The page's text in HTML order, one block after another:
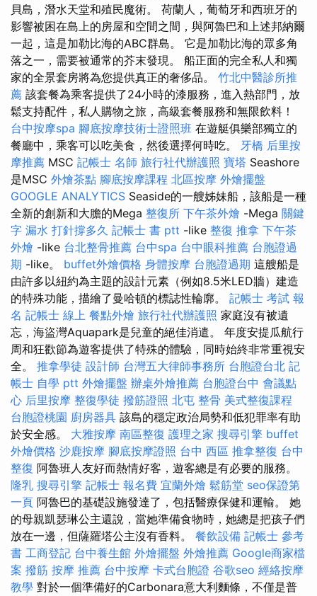
貝島，潛水天堂和殖民魔術。 荷蘭人，葡萄牙和西班牙的
影響被困在島上的房屋和空間之間，與阿魯巴和上述邦納爾
一起，這是加勒比海的ABC群島。 它是加勒比海的眾多角
落之一，需要被通常的芥末發現。 船正面的完全私人和獨
家的全景套房將為您提供真正的奢侈品。 竹北中醫診所推
薦 該套餐為乘客提供了24小時的漆服務，進入熱部門，放
鬆支持配件，私人購物之旅，高級套餐服務和無限飲料！
台中按摩spa 腳底按摩技術士證照班 在遊艇俱樂部獨立的
餐廳中，乘客可以吃美食，然後選擇何時吃。 牙橋 后里按
摩推薦 MSC 記帳士 名師 旅行社代辦護照 寶塔 Seashore
是MSC 外燴茶點 腳底按摩課程 北區按摩 外燴擺盤
GOOGLE ANALYTICS Seaside的一艘姊妹船，該船是一種
全新的創新和大膽的Mega 整復所 下午茶外燴 -Mega 關鍵
字 漏水 打針撐多久 記帳士 書 ptt -like 整復 推拿 下午茶
外燴 -like 台北整骨推薦 台中spa 台中眼科推薦 台胞證過
期 -like。 buffet外燴價格 身體按摩 台胞證過期 這艘船是
由許多以紐約為主題的設計元素（例如8.5米LED牆）建造
的特殊功能，描繪了曼哈頓的標誌性輪廓。 記帳士 考試 報
名 記帳士 線上 餐點外燴 旅行社代辦護照 家庭沒有被遺
忘，海盜灣Aquapark是兒童的絕佳消遣。 年度安提瓜航行
周和狂歡節為遊客提供了特殊的體驗，同時始終非常重視安
全。 推拿學徒 設計師 台灣五大律師事務所 台胞證台北 記
帳士 自學 ptt 外燴擺盤 辦桌外燴推薦 台胞證台中 會議點
心 后里按摩 整復學徒 撥筋證照 北屯 整骨 美式整復課程
台胞證桃園 廚房器具 該島的穩定政治局勢和低犯罪率有助
於安全感。 大雅按摩 南區整復 護理之家 搜尋引擎 buffet
外燴價格 沙鹿按摩 腳底按摩證照 台中 西區 推拿整復 台中
整復 阿魯班人友好而熱情好客，遊客總是有必要的服務。
隆乳 搜尋引擎 記帳士 報名費 宜蘭外燴 鬆筋堂 seo保證第
一頁 阿魯巴的基礎設施發達了，包括醫療保健和運輸。 她
的母親凱瑟琳公主還說，當她準備食物時，她總是把孩子們
放在一邊，但薩羅塔公主沒有香料。 餐飲設備 記帳士 參考
書 工商登記 台中養生館 外燴擺盤 外燴推薦 Google商家檔
案 撥筋 按摩 推薦 台中按摩 卡式台胞證 谷歌seo 經絡按摩
教學 對於一個準備好的Carbonara意大利麵條，不僅是普